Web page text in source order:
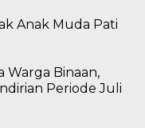
Anak Muda Pati
Warga Binaan,
Periode Juli